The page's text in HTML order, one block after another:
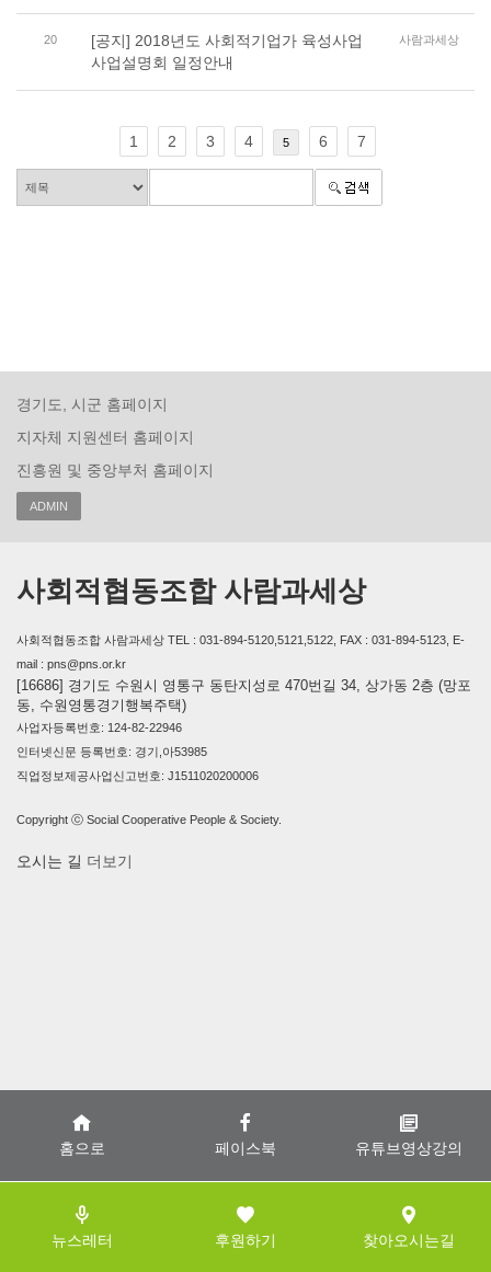
20
[공지] 2018년도 사회적기업가 육성사업
사업설명회 일정안내
사람과세상
1 2 3 4 5 6 7
홈으로 페이스북 유튜브영상강의
뉴스레터 후원하기 찾아오시는길
경기도, 시군 홈페이지
지자체 지원센터 홈페이지
진흥원 및 중앙부처 홈페이지
ADMIN
사회적협동조합 사람과세상
사회적협동조합 사람과세상 TEL : 031-894-5120,5121,5122, FAX : 031-894-5123, E-
mail : pns@pns.or.kr
[16686] 경기도 수원시 영통구 동탄지성로 470번길 34, 상가동 2층 (망포
동, 수원영통경기행복주택)
사업자등록번호: 124-82-22946
인터넷신문 등록번호: 경기,아53985
직업정보제공사업신고번호: J1511020200006
Copyright ⓒ Social Cooperative People & Society.
오시는 길 더보기